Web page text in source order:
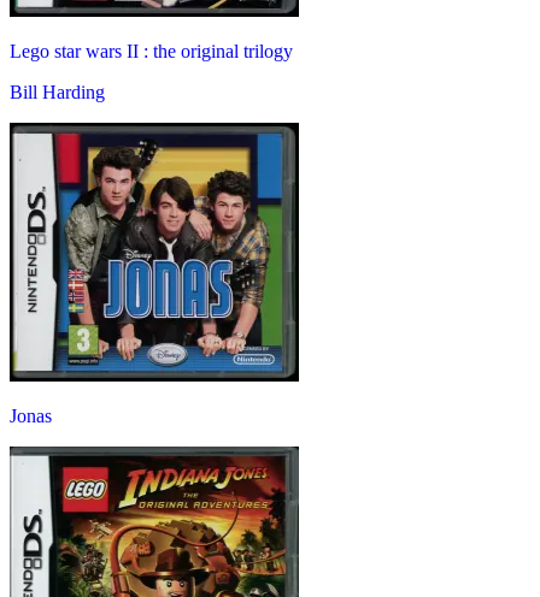
Lego star wars II : the original trilogy
Bill Harding
Jonas